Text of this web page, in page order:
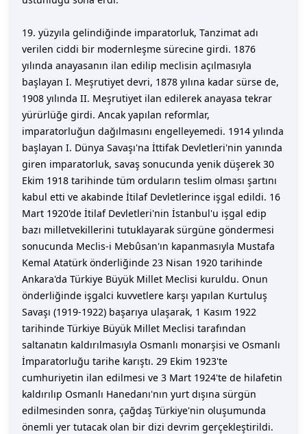
19. yüzyıla gelindiğinde imparatorluk, Tanzimat adı
verilen ciddi bir modernleşme sürecine girdi. 1876
yılında anayasanın ilan edilip meclisin açılmasıyla
başlayan I. Meşrutiyet devri, 1878 yılına kadar sürse de,
1908 yılında II. Meşrutiyet ilan edilerek anayasa tekrar
yürürlüğe girdi. Ancak yapılan reformlar,
imparatorluğun dağılmasını engelleyemedi. 1914 yılında
başlayan I. Dünya Savaşı'na İttifak Devletleri'nin yanında
giren imparatorluk, savaş sonucunda yenik düşerek 30
Ekim 1918 tarihinde tüm orduların teslim olması şartını
kabul etti ve akabinde İtilaf Devletlerince işgal edildi. 16
Mart 1920'de İtilaf Devletleri'nin İstanbul'u işgal edip
bazı milletvekillerini tutuklayarak sürgüne göndermesi
sonucunda Meclis-i Mebûsan'ın kapanmasıyla Mustafa
Kemal Atatürk önderliğinde 23 Nisan 1920 tarihinde
Ankara'da Türkiye Büyük Millet Meclisi kuruldu. Onun
önderliğinde işgalci kuvvetlere karşı yapılan Kurtuluş
Savaşı (1919-1922) başarıya ulaşarak, 1 Kasım 1922
tarihinde Türkiye Büyük Millet Meclisi tarafından
saltanatın kaldırılmasıyla Osmanlı monarşisi ve Osmanlı
İmparatorluğu tarihe karıştı. 29 Ekim 1923'te
cumhuriyetin ilan edilmesi ve 3 Mart 1924'te de hilafetin
kaldırılıp Osmanlı Hanedanı'nın yurt dışına sürgün
edilmesinden sonra, çağdaş Türkiye'nin oluşumunda
önemli yer tutacak olan bir dizi devrim gerçekleştirildi.